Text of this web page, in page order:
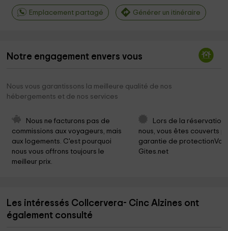
Emplacement partagé Générer un itinéraire
Notre engagement envers vous
Nous vous garantissons la meilleure qualité de nos
hébergements et de nos services
Nous ne facturons pas de
commissions aux voyageurs, mais
aux logements. C'est pourquoi
nous vous offrons toujours le
meilleur prix.
Lors de la réservation
nous, vous êtes couverts
garantie de
Gites.net
Les intéressés Collcervera- Cinc Alzines ont
également consulté